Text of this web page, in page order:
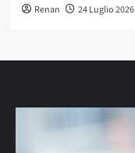
Renan 24 Luglio 2026